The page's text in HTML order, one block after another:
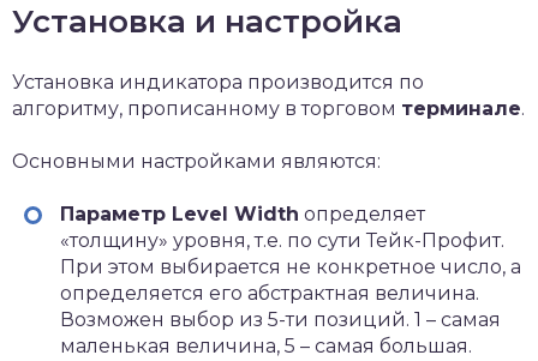
Установка и настройка
Установка индикатора производится по
алгоритму, прописанному в торговом терминале.
Основными настройками являются:
Параметр Level Width определяет
«толщину» уровня, т.е. по сути Тейк-Профит.
При этом выбирается не конкретное число, а
определяется его абстрактная величина.
Возможен выбор из 5-ти позиций. 1 – самая
маленькая величина, 5 – самая большая.